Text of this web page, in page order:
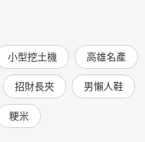
小型挖土機 高雄名產
招財長夾 男懶人鞋
粳米